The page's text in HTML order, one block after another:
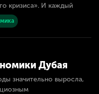
кризиса». И каждый
Дубая
значительно выросла,